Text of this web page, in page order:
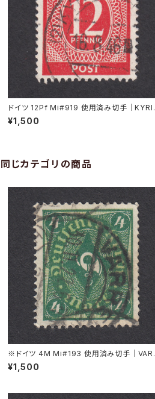
ドイツ 12Pf Mi#919 使用済み切手｜
16.8.1946
¥1,500
同じカテゴリの商品
※ドイツ 4M Mi#193 使用済み切手｜
L 30.11.1922
¥1,500